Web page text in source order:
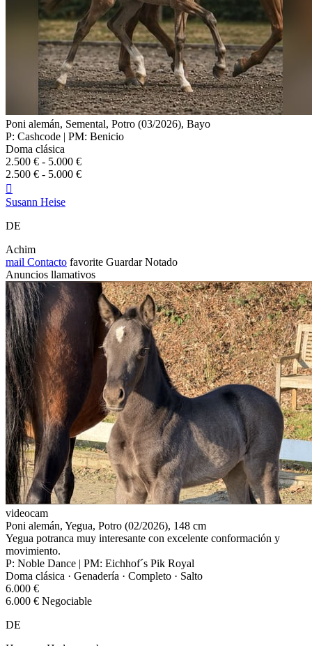
Poni alemán, Semental, Potro (03/2026), Bayo
P: Cashcode | PM: Benicio
Doma clásica
2.500 € - 5.000 €
2.500 € - 5.000 €

Susann Heise
DE
Achim
mail Contacto favorite Guardar Notado
Anuncios llamativos
videocam
Poni alemán, Yegua, Potro (02/2026), 148 cm
Yegua potranca muy interesante con excelente conformación y
movimiento.
P: Noble Dance | PM: Eichhof´s Pik Royal
Doma clásica · Genadería · Completo · Salto
6.000 €
6.000 € Negociable
DE